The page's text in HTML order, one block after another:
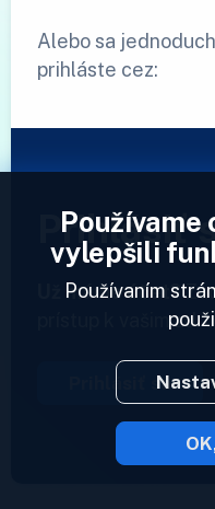
Alebo sa
prihláste cez:
Prihlásiť
Už máme účet?
prístup k vašim
Prihlásiť sa
Používame
vylepšili
Používaním